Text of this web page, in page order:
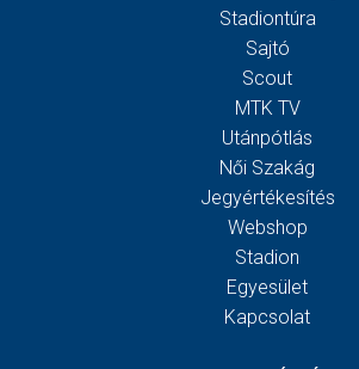
Stadiontúra
Sajtó
Scout
MTK TV
Utánpótlás
Női Szakág
Jegyértékesítés
Webshop
Stadion
Egyesület
Kapcsolat